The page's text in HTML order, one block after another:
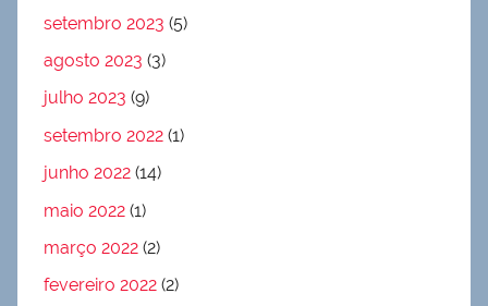
setembro 2023 (5)
agosto 2023 (3)
julho 2023 (9)
setembro 2022 (1)
junho 2022 (14)
maio 2022 (1)
março 2022 (2)
fevereiro 2022 (2)